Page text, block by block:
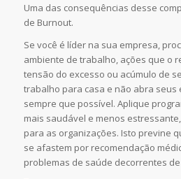
Uma das consequências desse
de Burnout.
Se você é líder na sua empresa,
ambiente de trabalho, ações que o
tensão do excesso ou acúmulo de
trabalho para casa e não abra seus
sempre que possível. Aplique
mais saudável e menos
para as organizações. Isto previne
se afastem por recomendação
problemas de saúde decorrentes